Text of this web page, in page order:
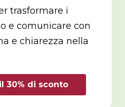
trasformare i
e comunicare con
e chiarezza nella
30% di sconto